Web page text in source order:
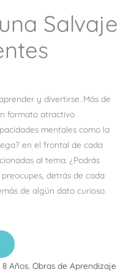
Salvaje
y divertirse. Más de
formato atractivo
mentales como la
en el frontal de cada
al tema. ¿Podrás
detrás de cada
de algún dato curioso.
8 Años, Obras de Aprendizaje